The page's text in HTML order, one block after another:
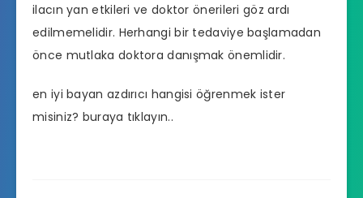
ilacın yan etkileri ve doktor önerileri göz ardı
edilmemelidir. Herhangi bir tedaviye başlamadan
önce mutlaka doktora danışmak önemlidir.
en iyi bayan azdırıcı hangisi öğrenmek ister
misiniz? buraya tıklayın..